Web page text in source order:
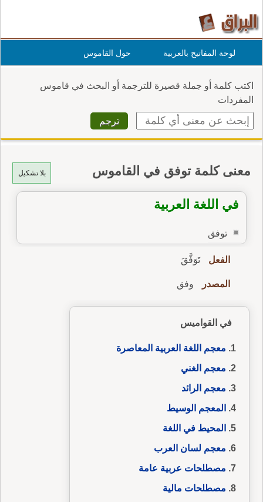
لوحة المفاتيح بالعربية حول القاموس
اكتب كلمة أو جملة قصيرة للترجمة أو البحث في قاموس
المفردات
بلا تشكيل معنى كلمة توفق في القاموس
في اللغة العربية
توفق
الفعل تَوَفَّقَ
المصدر وفق
في القواميس
معجم اللغة العربية المعاصرة
معجم الغني
معجم الرائد
المعجم الوسيط
المحيط في اللغة
معجم لسان العرب
مصطلحات عربية عامة
مصطلحات مالية